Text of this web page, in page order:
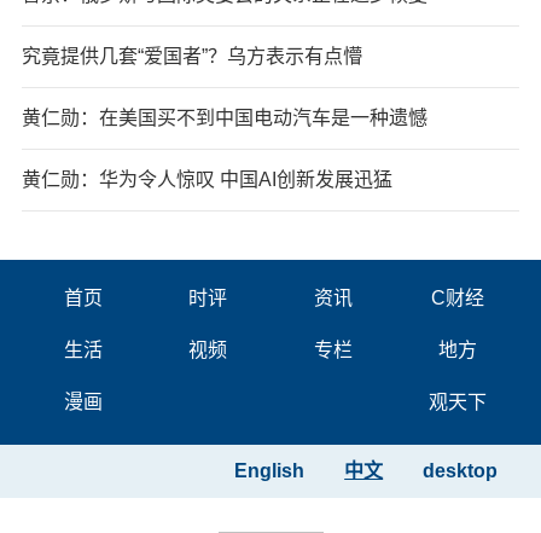
究竟提供几套“爱国者”？乌方表示有点懵
黄仁勋：在美国买不到中国电动汽车是一种遗憾
黄仁勋：华为令人惊叹 中国AI创新发展迅猛
首页 时评 资讯 C财经
生活 视频 专栏 地方
漫画 观天下
desktop
中文
English